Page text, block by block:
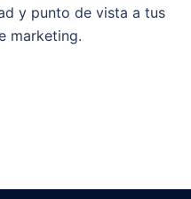
y punto de vista a tus
marketing.